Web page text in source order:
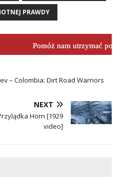
PRAWDY
Pomóż nam utrzymać
– Colombia: Dirt Road Warriors
NEXT
Horn [1929
video]